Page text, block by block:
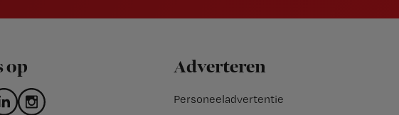
op Adverteren
Personeeladvertentie